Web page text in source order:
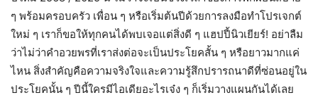
ๆ พร้อมครอบครัว เพื่อน ๆ หรือเริ่มต้นปีด้วยการลงมือทำโปรเจกต์
ใหม่ ๆ เราก็ขอให้ทุกคนได้พบเจอแต่สิ่งดี ๆ แฮปปี้นิวเยียร์! อย่าลืม
ว่าไม่ว่าคำอวยพรที่เราส่งต่อจะเป็นประโยคสั้น ๆ หรือยาวมากแค่
ไหน สิ่งสำคัญคือความจริงใจและความรู้สึกปรารถนาดีที่ซ่อนอยู่ใน
ประโยคนั้น ๆ ปีนี้ใครมีไอเดียอะไรเจ๋ง ๆ ก็เริ่มวางแผนกันได้เลย